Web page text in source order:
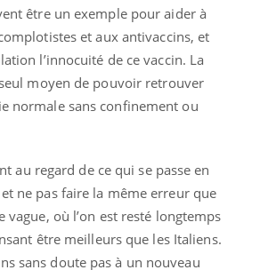
être un exemple pour aider à
et aux antivaccins, et
l’innocuité de ce vaccin. La
moyen de pouvoir retrouver
normale sans confinement ou
au regard de ce qui se passe en
ne pas faire la même erreur que
vague, où l’on est resté longtemps
être meilleurs que les Italiens.
sans doute pas à un nouveau